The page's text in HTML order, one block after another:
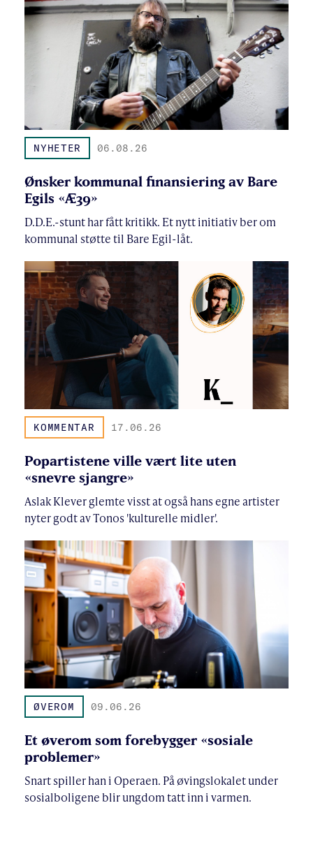
NYHETER 06.08.26
Ønsker kommunal finansiering av Bare
Egils «Æ39»
D.D.E.-stunt har fått kritikk. Et nytt initiativ ber om
kommunal støtte til Bare Egil-låt.
KOMMENTAR 17.06.26
Popartistene ville vært lite uten
«snevre sjangre»
Aslak Klever glemte visst at også hans egne artister
nyter godt av Tonos 'kulturelle midler'.
ØVEROM 09.06.26
Et øverom som forebygger «sosiale
problemer»
Snart spiller han i Operaen. På øvingslokalet under
sosialboligene blir ungdom tatt inn i varmen.